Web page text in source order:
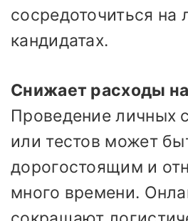
сосредоточиться на
кандидатах.
Снижает расходы
Проведение личных
или тестов может
дорогостоящим и
много времени.